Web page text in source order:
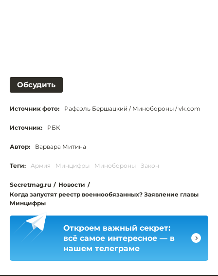
Обсудить
Источник фото: Рафаэль Бершацкий / Минобороны / vk.com
Источник: РБК
Автор: Варвара Митина
Теги: Армия Минцифры Минобороны Закон
Secretmag.ru / Новости /
Когда запустят реестр военнообязанных? Заявление главы
Минцифры
Откроем важный секрет:
всё самое интересное — в
нашем телеграме